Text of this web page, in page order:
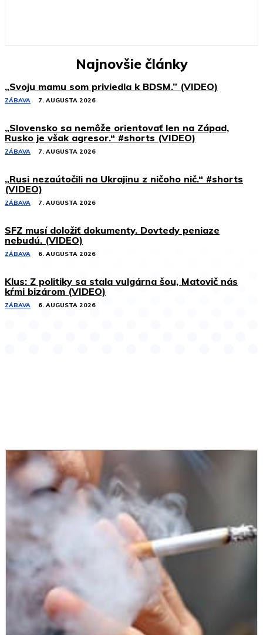
Najnovšie články
„Svoju mamu som priviedla k BDSM.” (VIDEO)
ZÁBAVA 7. AUGUSTA 2026
„Slovensko sa nemôže orientovať len na Západ,
Rusko je však agresor.“ #shorts (VIDEO)
ZÁBAVA 7. AUGUSTA 2026
„Rusi nezaútočili na Ukrajinu z ničoho nič.“ #shorts
(VIDEO)
ZÁBAVA 7. AUGUSTA 2026
SFZ musí doložiť dokumenty. Dovtedy peniaze
nebudú. (VIDEO)
ZÁBAVA 6. AUGUSTA 2026
Klus: Z politiky sa stala vulgárna šou, Matovič nás
kŕmi bizárom (VIDEO)
ZÁBAVA 6. AUGUSTA 2026